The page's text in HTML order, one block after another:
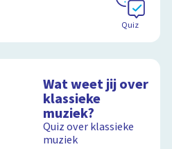
Quiz
Wat weet jij over
klassieke
muziek?
Quiz over klassieke
muziek